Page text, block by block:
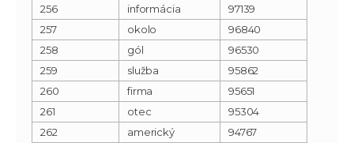
256
informácia
97139
257
okolo
96840
258
gól
96530
259
služba
95862
260
firma
95651
261
otec
95304
262
americký
94767